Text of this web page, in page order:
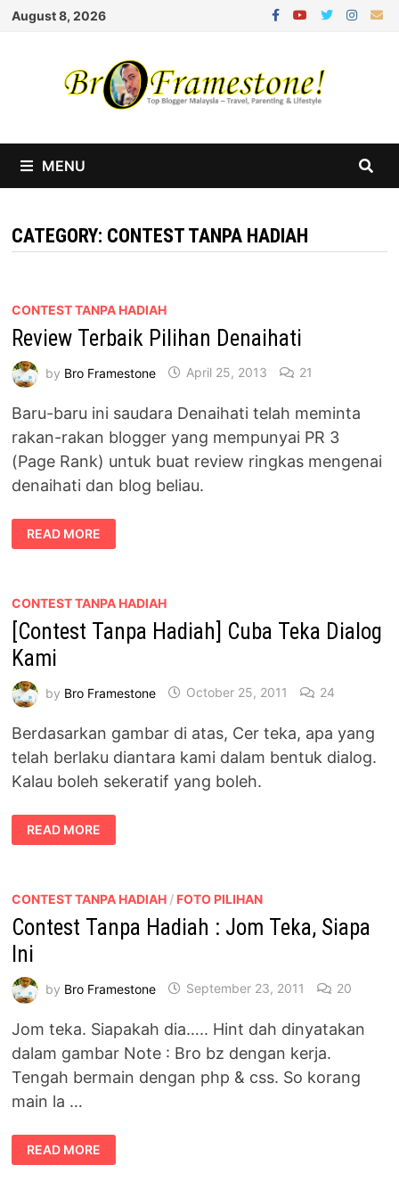
Skip
August 8, 2026
MENU
CATEGORY: CONTEST TANPA HADIAH
CONTEST TANPA HADIAH
Review Terbaik Pilihan Denaihati
by Bro Framestone April 25, 2013 21
Baru-baru ini saudara Denaihati telah meminta
rakan-rakan blogger yang mempunyai PR 3
(Page Rank) untuk buat review ringkas mengenai
denaihati dan blog beliau.
REVIEW
TERBAIK
PILIHAN
READ MORE
CONTEST TANPA HADIAH
[Contest Tanpa Hadiah] Cuba Teka Dialog
Kami
by Bro Framestone October 25, 2011 24
Berdasarkan gambar di atas, Cer teka, apa yang
telah berlaku diantara kami dalam bentuk dialog.
Kalau boleh sekeratif yang boleh.
[CONTEST
TANPA
HADIAH]
KAMI
READ MORE
CONTEST TANPA HADIAH / FOTO PILIHAN
Contest Tanpa Hadiah : Jom Teka, Siapa
Ini
by Bro Framestone September 23, 2011 20
Jom teka. Siapakah dia….. Hint dah dinyatakan
dalam gambar Note : Bro bz dengan kerja.
Tengah bermain dengan php & css. So korang
main la …
CONTEST
TANPA
HADIAH
READ MORE